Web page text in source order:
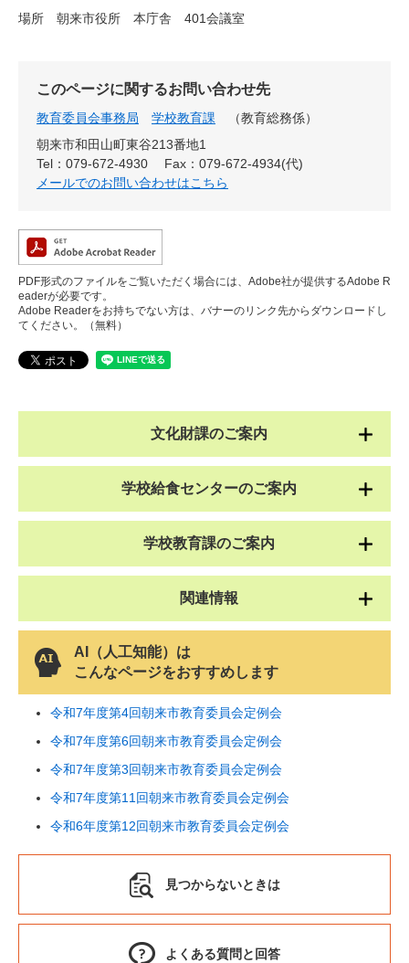
場所 朝来市役所 本庁舎 401会議室
このページに関するお問い合わせ先
教育委員会事務局 学校教育課
教育総務係
朝来市和田山町東谷213番地1
Tel：079-672-4930
Fax：079-672-4934(代)
メールでのお問い合わせはこちら
PDF形式のファイルをご覧いただく場合には、Adobe社が提供するAdobe R
eaderが必要です。
Adobe Readerをお持ちでない方は、バナーのリンク先からダウンロードし
てください。（無料）
文化財課のご案内
学校給食センターのご案内
学校教育課のご案内
関連情報
AI（人工知能）は
こんなページをおすすめします
令和7年度第4回朝来市教育委員会定例会
令和7年度第6回朝来市教育委員会定例会
令和7年度第3回朝来市教育委員会定例会
令和7年度第11回朝来市教育委員会定例会
令和6年度第12回朝来市教育委員会定例会
見つからないときは
よくある質問と回答